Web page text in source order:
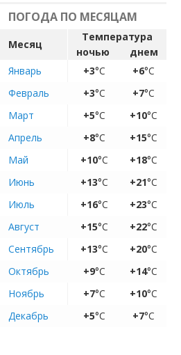
ПОГОДА ПО МЕСЯЦАМ
Месяц
Температура
ночью
днем
Январь
+3°C +6°C
Февраль
+3°C +7°C
Март
+5°C +10°C
Апрель
+8°C +15°C
Май
+10°C +18°C
Июнь
+13°C +21°C
Июль
+16°C +23°C
Август
+15°C +22°C
Сентябрь
+13°C +20°C
Октябрь
+9°C +14°C
Ноябрь
+7°C +10°C
Декабрь
+5°C +7°C